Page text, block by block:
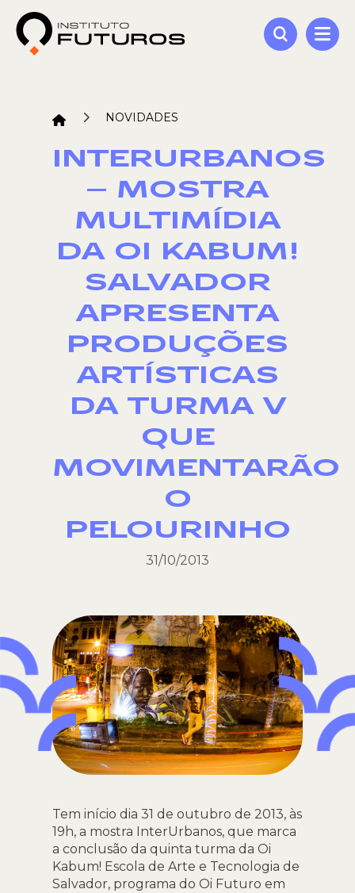
NOVIDADES
INTERURBANOS
– MOSTRA
MULTIMÍDIA
DA OI KABUM!
SALVADOR
APRESENTA
PRODUÇÕES
ARTÍSTICAS
DA TURMA V
QUE
MOVIMENTARÃO
O
PELOURINHO
31/10/2013
Tem início dia 31 de outubro de 2013, às
19h, a mostra InterUrbanos, que marca
a conclusão da quinta turma da Oi
Kabum! Escola de Arte e Tecnologia de
Salvador, programa do Oi Futuro em